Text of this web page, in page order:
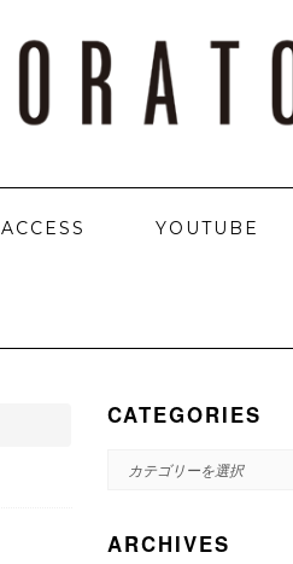
ACCESS YOUTUBE
CATEGORIES
CATEGORIES
ARCHIVES